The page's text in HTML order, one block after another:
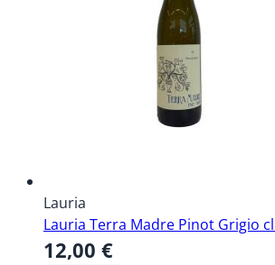
Lauria
Lauria Terra Madre Pinot Grigio
12,00 €